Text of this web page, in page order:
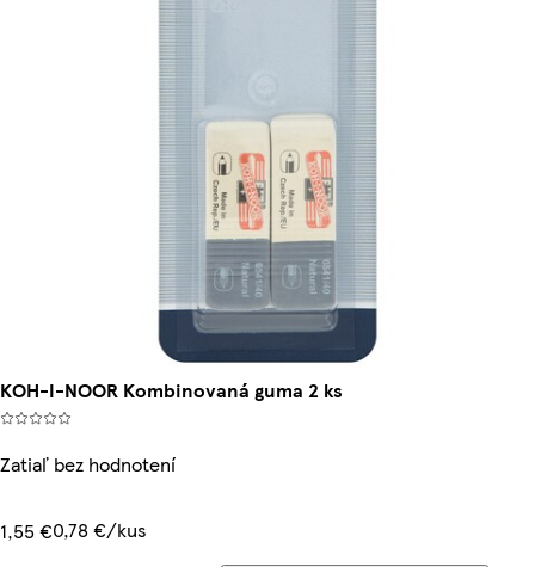
KOH-I-NOOR Kombinovaná guma 2 ks
Zatiaľ bez hodnotení
1,55 €0,78 €/kus